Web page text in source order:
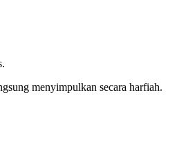
menyimpulkan secara harfiah.